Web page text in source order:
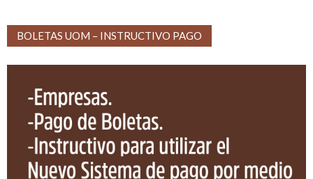
BOLETAS UOM – INSTRUCTIVO PAGO